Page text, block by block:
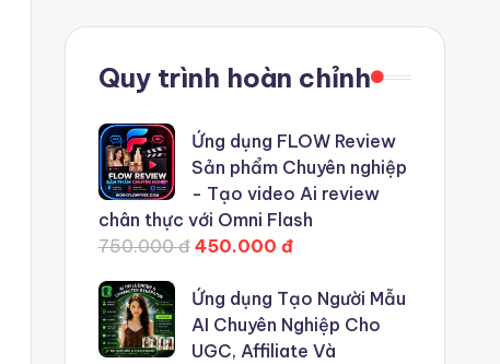
Quy trình hoàn chỉnh
Ứng dụng FLOW Review
Sản phẩm Chuyên nghiệp
- Tạo video Ai review
chân thực với Omni Flash
750.000 đ 450.000 đ
Ứng dụng Tạo Người Mẫu
AI Chuyên Nghiệp Cho
UGC, Affiliate Và